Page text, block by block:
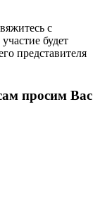
с
будет
представителя
просим Вас